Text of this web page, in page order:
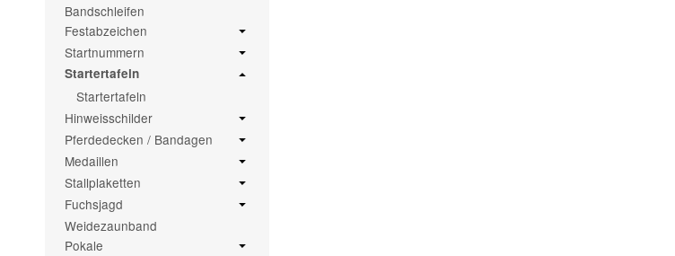
Bandschleifen
Festabzeichen
Startnummern
Startertafeln
Startertafeln
Hinweisschilder
Pferdedecken / Bandagen
Medaillen
Stallplaketten
Fuchsjagd
Weidezaunband
Pokale